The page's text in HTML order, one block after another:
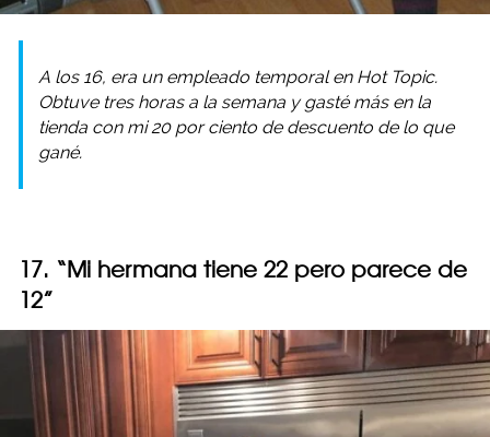
A los 16, era un empleado temporal en Hot Topic.
Obtuve tres horas a la semana y gasté más en la
tienda con mi 20 por ciento de descuento de lo que
gané.
17. “Mi hermana tiene 22 pero parece de
12”